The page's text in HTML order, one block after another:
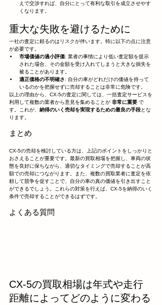
えで交渉すれば、自分にとって有利な取引を成立させやす
くなります。
重大な失敗を避けるために
一社の査定に頼るのはリスクが伴います。特に以下の点に注意
が必要です。
市場価値の過小評価: 業者の事情により低い査定額を提示
された場合、その金額を受け入れてしまうと大きな損失を
被ることがあります。
適正価格の不明確さ: 自分の車がどれだけの価値を持って
いるのかを把握せずに売却することは非常に危険です。
以上の理由から、CX-5の査定に関しては、一括査定サービスを
利用して複数の業者から意見を集めることが 非常に重要 で
す。これが、 納得のいく売却を実現するための最良の手段とな
ります。
まとめ
CX-5の売却を検討している方は、上記のポイントをしっかりと
おさえることが重要です。最新の買取相場を把握し、車両の状
態を良好に保ちながら、適切なタイミングで売却することが高
額での売却につながります。また、複数の買取業者に査定を依
頼して競争を促すことで、自分の車の真の価値を引き出すこと
ができるでしょう。これらの対策を行えば、CX-5を納得のいく
条件で売却することができるはずです。
よくある質問
CX-5の買取相場は年式や走行
距離によってどのように変わる